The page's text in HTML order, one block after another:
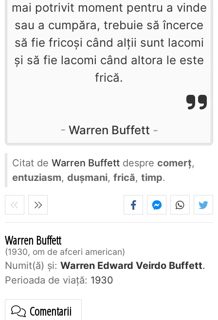
mai potrivit moment pentru a vinde
sau a cumpăra, trebuie să încerce
să fie fricoşi când alţii sunt lacomi
şi să fie lacomi când altora le este
frică.
Warren Buffett
Citat de Warren Buffett despre comerț,
entuziasm, dușmani, frică, timp.
Warren Buffett
1930, om de afceri american
Numit(ă) și: Warren Edward Veirdo Buffett.
Perioada de viaţă: 1930
Comentarii